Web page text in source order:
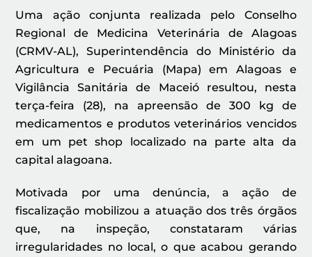
Uma ação conjunta realizada pelo Conselho
Regional de Medicina Veterinária de Alagoas
(CRMV-AL), Superintendência do Ministério da
Agricultura e Pecuária (Mapa) em Alagoas e
Vigilância Sanitária de Maceió resultou, nesta
terça-feira (28), na apreensão de 300 kg de
medicamentos e produtos veterinários vencidos
em um pet shop localizado na parte alta da
capital alagoana.
Motivada por uma denúncia, a ação de
fiscalização mobilizou a atuação dos três órgãos
que, na inspeção, constataram várias
irregularidades no local, o que acabou gerando